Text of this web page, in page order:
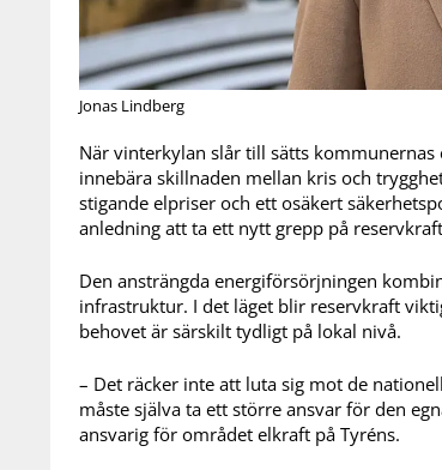
Jonas Lindberg
När vinterkylan slår till sätts
innebära skillnaden mellan kris och
stigande elpriser och ett osäkert
anledning att ta ett nytt grepp på
Den ansträngda energiförsörjningen
infrastruktur. I det läget blir reservkraft
behovet är särskilt tydligt på lokal nivå.
– Det räcker inte att luta sig mot de
måste själva ta ett större ansvar för den
ansvarig för området elkraft på Tyréns.